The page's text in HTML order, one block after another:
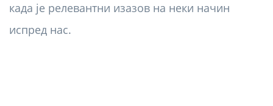
када је релевантни изазов на неки начин
испред нас.